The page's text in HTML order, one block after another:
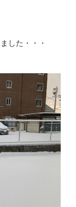
した・・・